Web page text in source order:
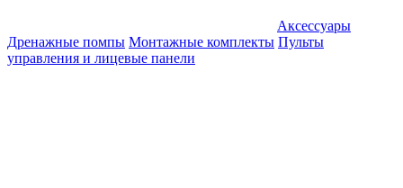
Аксессуары
Дренажные помпы Монтажные комплекты Пульты
управления и лицевые панели